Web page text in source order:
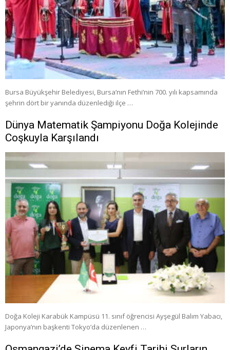
Bursa Büyükşehir Belediyesi, Bursa’nın Fethi’nin 700. yılı kapsamında
şehrin dört bir yanında düzenlediği ilçe …
Dünya Matematik Şampiyonu Doğa Kolejinde
Coşkuyla Karşılandı
Doğa Koleji Karabük Kampüsü 11. sınıf öğrencisi Ayşegül Balım Yabacı,
Japonya’nın başkenti Tokyo’da düzenlenen …